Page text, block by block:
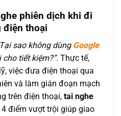
phiên dịch khi đi
điện thoại
sao không dùng Google
tiết kiệm?”. Thực tế,
việc đưa điện thoại qua
và làm gián đoạn mạch
trên điện thoại, tai nghe
điểm vượt trội giúp giao